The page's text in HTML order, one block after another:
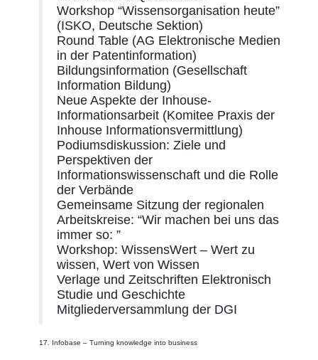
Workshop “Wissensorganisation heute”
(ISKO, Deutsche Sektion)
Round Table (AG Elektronische Medien
in der Patentinformation)
Bildungsinformation (Gesellschaft
Information Bildung)
Neue Aspekte der Inhouse-
Informationsarbeit (Komitee Praxis der
Inhouse Informationsvermittlung)
Podiumsdiskussion: Ziele und
Perspektiven der
Informationswissenschaft und die Rolle
der Verbände
Gemeinsame Sitzung der regionalen
Arbeitskreise: “Wir machen bei uns das
immer so: ”
Workshop: WissensWert – Wert zu
wissen, Wert von Wissen
Verlage und Zeitschriften Elektronisch
Studie und Geschichte
Mitgliederversammlung der DGI
17. Infobase – Turning knowledge into business